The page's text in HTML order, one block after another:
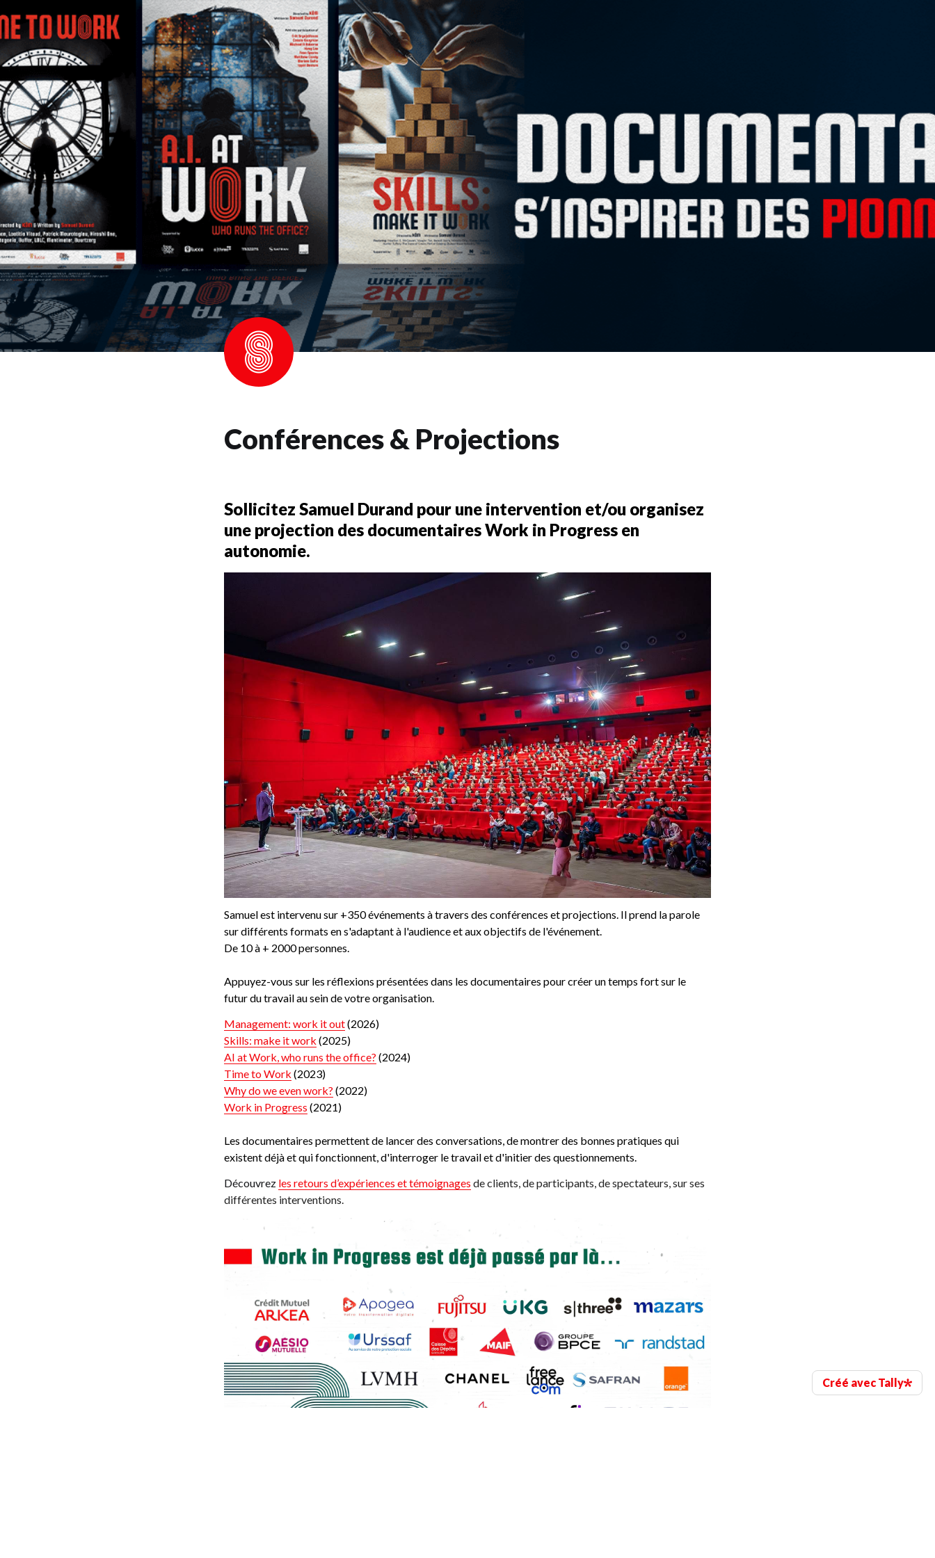
Sollicitez Samuel Durand pour une intervention et/ou organisez
une projection des documentaires Work in Progress en
autonomie.
Samuel est intervenu sur +350 événements à travers des conférences et projections. Il prend la parole
sur différents formats en s'adaptant à l'audience et aux objectifs de l'événement.
De 10 à + 2000 personnes.
Appuyez-vous sur les réflexions présentées dans les documentaires pour créer un temps fort sur le
futur du travail au sein de votre organisation.
Management: work it out(2026)
Skills: make it work (2025)
AI at Work, who runs the office? (2024)
Time to Work (2023)
Why do we even work? (2022)
Work in Progress (2021)
Les documentaires permettent de lancer des conversations, de montrer des bonnes pratiques qui
existent déjà et qui fonctionnent, d'interroger le travail et d'initier des questionnements.
Découvrez les retours d’expériences et témoignages de clients, de participants, de spectateurs, sur ses
différentes interventions.
Créé avec Tally